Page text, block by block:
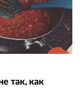
так, как